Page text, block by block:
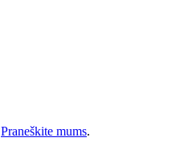
Praneškite mums.